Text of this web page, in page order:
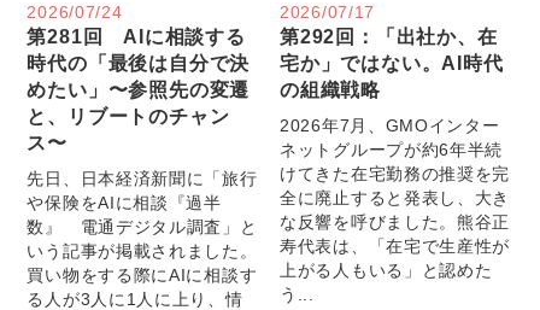
2026/07/24
第281回 AIに相談する
時代の「最後は自分で決
めたい」〜参照先の変遷
と、リブートのチャン
ス〜
先日、日本経済新聞に「旅行
や保険をAIに相談『過半
数』 電通デジタル調査」と
いう記事が掲載されました。
買い物をする際にAIに相談す
る人が3人に1人に上り、情
2026/07/17
第292回：「出社か、在
宅か」ではない。AI時代
の組織戦略
2026年7月、GMOインター
ネットグループが約6年半続
けてきた在宅勤務の推奨を完
全に廃止すると発表し、大き
な反響を呼びました。熊谷正
寿代表は、「在宅で生産性が
上がる人もいる」と認めた
う...